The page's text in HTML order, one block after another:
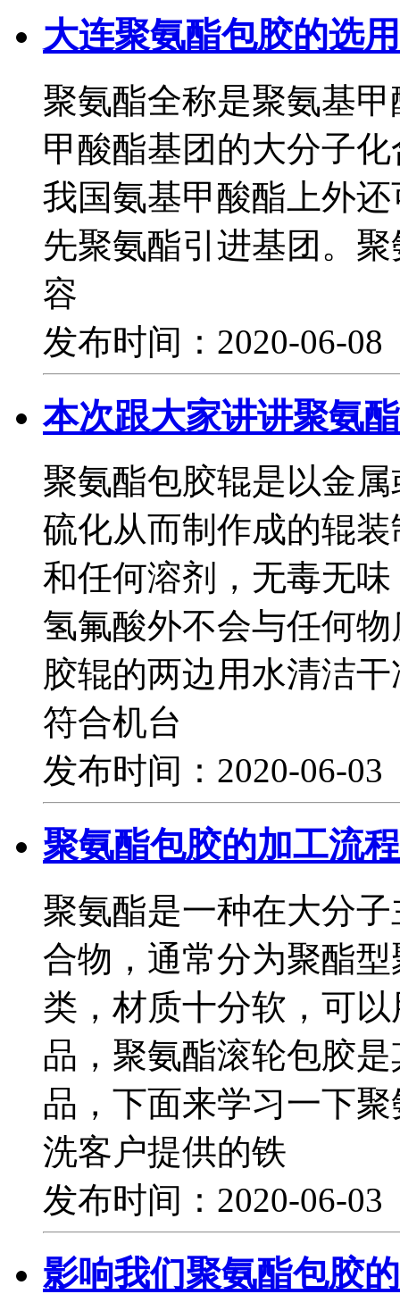
大连聚氨酯包胶的选
聚氨酯全称是聚氨基
甲酸酯基团的大分子
我国氨基甲酸酯上外
先聚氨酯引进基团。
容
发布时间：2020-06-
本次跟大家讲讲聚氨
聚氨酯包胶辊是以金
硫化从而制作成的辊
和任何溶剂，无毒无
氢氟酸外不会与任何
胶辊的两边用水清洁
符合机台
发布时间：2020-06-
聚氨酯包胶的加工流程
聚氨酯是一种在大分
合物，通常分为聚酯
类，材质十分软，可
品，聚氨酯滚轮包胶
品，下面来学习一下
洗客户提供的铁
发布时间：2020-06-
影响我们聚氨酯包胶